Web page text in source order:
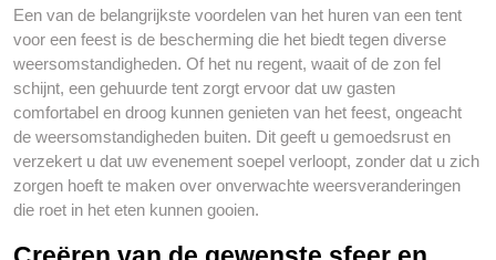
Een van de belangrijkste voordelen van het huren van een tent
voor een feest is de bescherming die het biedt tegen diverse
weersomstandigheden. Of het nu regent, waait of de zon fel
schijnt, een gehuurde tent zorgt ervoor dat uw gasten
comfortabel en droog kunnen genieten van het feest, ongeacht
de weersomstandigheden buiten. Dit geeft u gemoedsrust en
verzekert u dat uw evenement soepel verloopt, zonder dat u zich
zorgen hoeft te maken over onverwachte weersveranderingen
die roet in het eten kunnen gooien.